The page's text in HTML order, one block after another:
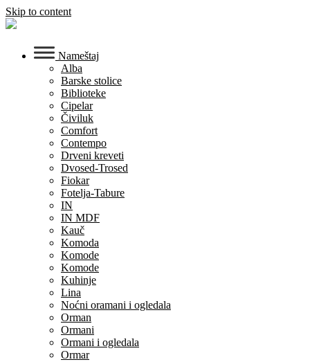
Skip to content
Nameštaj
Alba
Barske stolice
Biblioteke
Cipelar
Čiviluk
Comfort
Contempo
Drveni kreveti
Dvosed-Trosed
Fiokar
Fotelja-Tabure
IN
IN MDF
Kauč
Komoda
Komode
Komode
Kuhinje
Lina
Noćni oramani i ogledala
Orman
Ormani
Ormani i ogledala
Ormar